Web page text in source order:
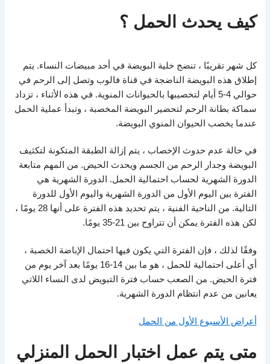
كيف يحدث الحمل ؟
كل شهر تقريبًا ، تنضج خلية البويضة في أحد مبيضات النساء. يتم
إطلاق هذه البويضة الناضجة في قناة فالوب وتصل إلى الرحم في
حوالي 4-5 أيام لتخصيبها بالحيوانات المنوية. في هذه الأثناء ، تزداد
سماكة بطانة الرحم لتحضير البويضة المخصبة ، وتبدأ عملية الحمل
عندما يخصب الحيوان المنوي البويضة.
في حالة عدم حدوث الإخصاب ، يتم إزالة الطبقة المتكونة لتكثيف
البويضة وجدار الرحم من الجسم ويحدث الحيض. من المهم متابعة
الدورة الشهرية لحساب احتمالية الحمل. الدورة الشهرية هي
الفترة بين اليوم الأول من الدورة الشهرية واليوم الأول للدورة
التالية. من الناحية الفنية ، يتم تحديد هذه الفترة على أنها 28 يومًا ،
لكن هذه الفترة يمكن أن تتراوح بين 21-35 يومًا.
وفقًا لذلك ، فإن الفترة التي يكون فيها احتمال الإباضة الخصبة ،
أي أعلى احتمالية للحمل ، هو ما بين 14-16 يومًا بعد آخر يوم من
فترة الحيض. من الصعب حساب فترة التبويض لدى النساء اللاتي
يعانين من عدم انتظام الدورة الشهرية.
أعراض الأسبوع الأول من الحمل
متى يتم عمل اختبار الحمل المنزلي